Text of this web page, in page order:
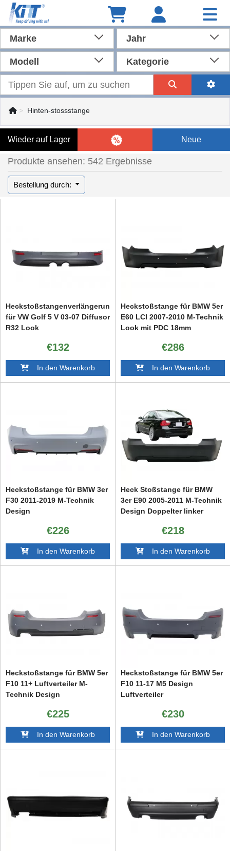
Marke Jahr
Modell Kategorie
Hinten-stossstange
Wieder auf Lager Neue
Produkte ansehen: 542 Ergebnisse
Bestellung durch:
Heckstoßstangenverlängerung
für VW Golf 5 V 03-07 Diffusor
R32 Look
€132
In den Warenkorb
Heckstoßstange für BMW 5er
E60 LCI 2007-2010 M-Technik
Look mit PDC 18mm
€286
In den Warenkorb
Heckstoßstange für BMW 3er
F30 2011-2019 M-Technik
Design
€226
In den Warenkorb
Heck Stoßstange für BMW
3er E90 2005-2011 M-Technik
Design Doppelter linker
€218
In den Warenkorb
Heckstoßstange für BMW 5er
F10 11+ Luftverteiler M-
Technik Design
€225
In den Warenkorb
Heckstoßstange für BMW 5er
F10 11-17 M5 Design
Luftverteiler
€230
In den Warenkorb